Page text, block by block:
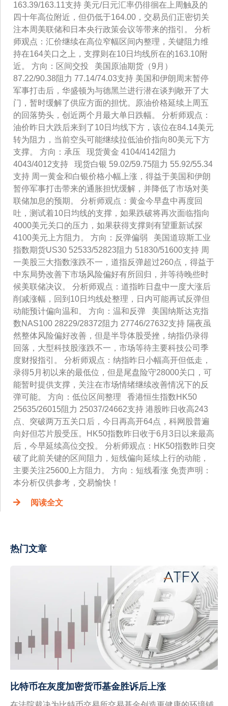
163.39/163.11支持 美元/日元汇率仍徘徊在上周触及的
四十年高位附近，但仍低于164.00，交易员们正密切关
注本周美联储和日本央行政策会议等带来的指引。 分析
师观点：汇价继续在高位窄幅区间内整理，关键阻力维
持在164关口之上，支撑则在10日均线所在的163.10附
近。 方向：区间交投 美国原油期货（9月）
87.22/90.38阻力 77.14/74.03支持 美国和伊朗周末暂停
军事打击后，华盛顿为与德黑兰进行潜在谈判敞开了大
门，暂时缓解了供应方面的担忧。原油价格延续上周五
的回落势头，创近两个月最大单日跌幅。 分析师观点：
油价昨日大跌后来到了10日均线下方，该位在84.14美元
转为阻力，当前空头可能继续拉低油价指向80美元下方
支撑。 方向：承压 现货黄金 4104/4142阻力
4043/4012支持 现货白银 59.02/59.75阻力 55.92/55.34
支持 周一黄金和白银价格小幅上涨，得益于美国和伊朗
暂停军事打击带来的通胀担忧缓解，并降低了市场对美
联储加息的预期。 分析师观点：黄金今早盘中再度回
吐，测试着10日均线的支撑，如果跌破将再次面临指向
4000美元关口的压力，如果获得支撑则有望重新试探
4100美元上方阻力。 方向：反弹偏弱 美国道琼斯工业
指数期货US30 52533/52823阻力 51830/51600支持 周
一美股三大指数涨跌不一，道指反弹超过260点，得益于
中东局势改善下市场风险偏好有所回归，并等待晚些时
候美联储决议。 分析师观点：道指昨日盘中一度大涨后
削减涨幅，回到10日均线处整理，日内可能再试反弹但
动能预计偏向温和。 方向：温和反弹 美国纳斯达克指
数NAS100 28229/28372阻力 27746/27632支持 隔夜虽
然整体风险偏好改善，但是半导体股受挫，纳指仍录得
回落，大型科技股涨跌不一，市场等待主要科技公司季
度财报指引。 分析师观点：纳指昨日小幅高开但低走，
录得5月初以来的最低位，但是尾盘险守28000关口，可
能暂时提供支撑，关注在市场情绪继续改善情况下的反
弹可能。 方向：低位区间整理 香港恒生指数HK50
25635/26015阻力 25037/24662支持 港股昨日收高243
点、突破两万五关口后，今日再高开64点，科网股普遍
向好但芯片股受压。HK50指数昨日收于6月3日以来最高
后，今早延续高位交投。 分析师观点：HK50指数昨日突
破了此前关键的区间阻力，短线偏向延续上行的动能，
主要关注25600上方阻力。 方向：短线看涨 免责声明：
本分析仅供参考，交易愉快！
阅读全文
热门文章
比特币在灰度加密货币基金胜诉后上涨